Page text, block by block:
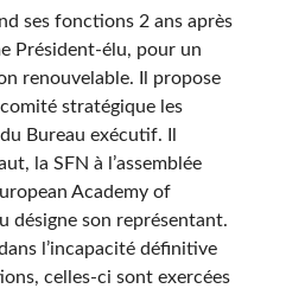
ses fonctions 2 ans après
Président-élu, pour un
renouvelable. Il propose
stratégique les
Bureau exécutif. Il
la SFN à l’assemblée
Academy of
désigne son représentant.
l’incapacité définitive
celles-ci sont exercées